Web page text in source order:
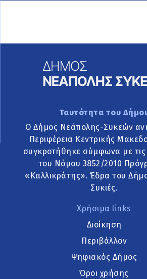
Ταυτότητα του
Ο Δήμος Νεάπολης-Συκεών
Περιφέρεια Κεντρικής
συγκροτήθηκε σύμφωνα με τις
του Νόμου 3852/2010
«Καλλικράτης». Έδρα του
Συκιές.
Χρήσιμα links
Διοίκηση
Περιβάλλον
Ψηφιακός Δήμος
Όροι χρήσης